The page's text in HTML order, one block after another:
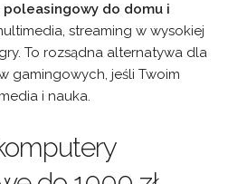
do domu i
streaming w wysokiej
To rozsądna alternatywa dla
gamingowych, jeśli Twoim
i nauka.